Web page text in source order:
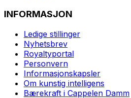
INFORMASJON
Ledige stillinger
Nyhetsbrev
Royaltyportal
Personvern
Informasjonskapsler
Om kunstig intelligens
Bærekraft i Cappelen Damm